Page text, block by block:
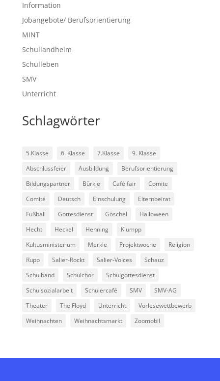
Information
Jobangebote/ Berufsorientierung
MINT
Schullandheim
Schulleben
SMV
Unterricht
Schlagwörter
5.Klasse 6. Klasse 7.Klasse
9. Klasse
Abschlussfeier
Ausbildung
Berufsorientierung
Bildungspartner
Bürkle Café fair
Comite
Comité
Deutsch Einschulung
Elternbeirat
Fußball
Gottesdienst Göschel
Halloween
Hecht
Heckel Henning
Klumpp
Kultusministerium
Merkle Projektwoche
Religion
Rupp
Salier-Rockt Salier-Voices
Schauz
Schulband
Schulchor
Schulgottesdienst
Schulsozialarbeit
Schülercafé SMV
SMV-AG
Theater
The Floyd Unterricht
Vorlesewettbewerb
Weihnachten
Weihnachtsmarkt Zoomobil